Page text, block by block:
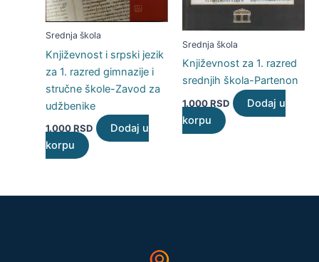
Srednja škola
Književnost i srpski jezik
za 1. razred gimnazije i
stručne škole-Zavod za
udžbenike
1.000RSD
Dodaj u
korpu
Srednja škola
Književnost za 1. razred
srednjih škola-Partenon
1.000RSD
Dodaj u
korpu